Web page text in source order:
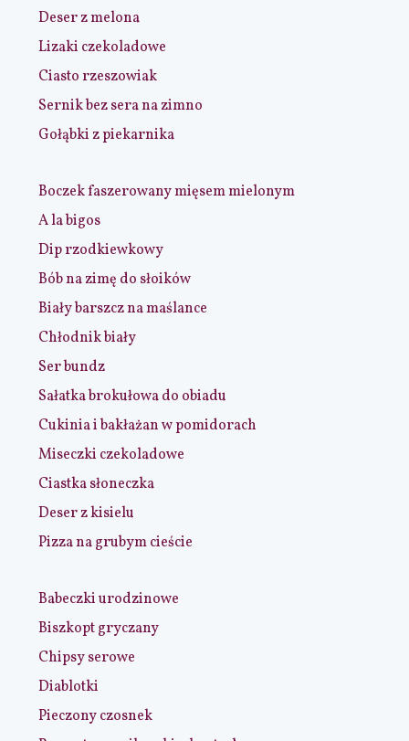
Deser z melona
Lizaki czekoladowe
Ciasto rzeszowiak
Sernik bez sera na zimno
Gołąbki z piekarnika
Boczek faszerowany mięsem mielonym
A la bigos
Dip rzodkiewkowy
Bób na zimę do słoików
Biały barszcz na maślance
Chłodnik biały
Ser bundz
Sałatka brokułowa do obiadu
Cukinia i bakłażan w pomidorach
Miseczki czekoladowe
Ciastka słoneczka
Deser z kisielu
Pizza na grubym cieście
Babeczki urodzinowe
Biszkopt gryczany
Chipsy serowe
Diablotki
Pieczony czosnek